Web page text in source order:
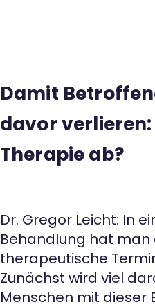
Damit
davor
Therapie ab?
Dr. Gregor Leicht: In
Behandlung hat man
therapeutische
Zunächst wird viel
Menschen mit dieser